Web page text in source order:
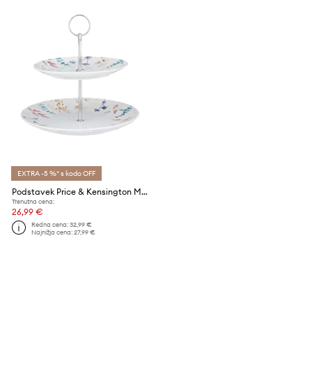
EXTRA -5 %* s kodo OFF
Podstavek Price & Kensington Meadow
Trenutna cena:
26,99 €
Redna cena:32,99 €
Najnižja cena:27,99 €